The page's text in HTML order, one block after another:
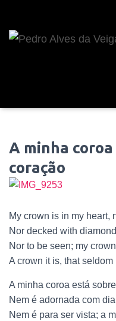
A minha
coração
My crown is in my heart,
Nor decked with
Nor to be seen; my
A crown it is, that seldom
A minha coroa está
Nem é adornada com
Nem é para ser vista; a